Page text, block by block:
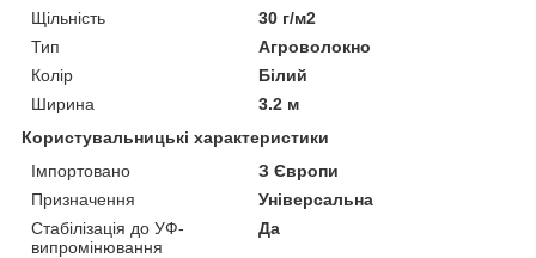
Щільність
30 г/м2
Тип
Агроволокно
Колір
Білий
Ширина
3.2 м
Користувальницькі характеристики
Імпортовано
З Європи
Призначення
Універсальна
Стабілізація до УФ-
випромінювання
Да